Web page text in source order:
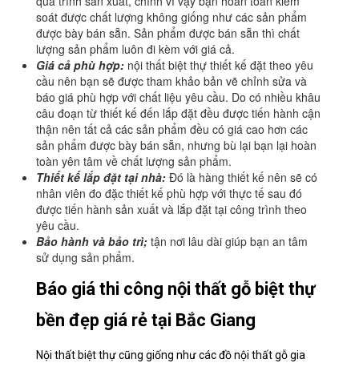
soát được chất lượng không giống như các sản phẩm
được bày bán sẵn. Sản phẩm được bán sẵn thì chất
lượng sản phẩm luôn đi kèm với giá cả.
Giá cả phù hợp: nội thất biệt thự thiết kế đặt theo yêu
cầu nên bạn sẽ được tham khảo bản vẽ chỉnh sửa và
báo giá phù hợp với chất liệu yêu cầu. Do có nhiều khâu
câu đoạn từ thiết kế đến lắp đặt đều được tiến hành cận
thận nên tất cả các sản phẩm đều có giá cao hơn các
sản phẩm được bày bán sẵn, nhưng bù lại bạn lại hoàn
toàn yên tâm về chất lượng sản phẩm.
Thiết kế lắp đặt tại nhà: Đó là hàng thiết kế nên sẽ có
nhân viên đo đặc thiết kế phù hợp với thực tế sau đó
được tiến hành sản xuất và lắp đặt tại công trình theo
yêu cầu.
Bảo hành và bảo trì; tận nơi lâu dài giúp bạn an tâm
sử dụng sản phẩm.
Báo giá thi công nội thất gỗ biệt thự
bền đẹp giá rẻ tại Bắc Giang
Nội thất biệt thự cũng giống như các đồ nội thất gỗ gia